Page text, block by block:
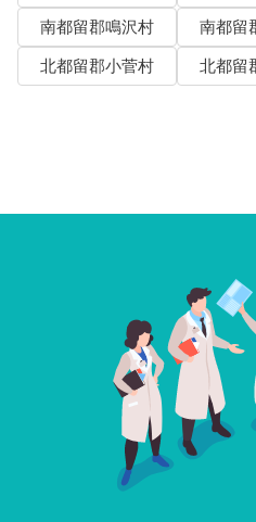
南都留郡鳴沢村
南都留
北都留郡小菅村
北都留